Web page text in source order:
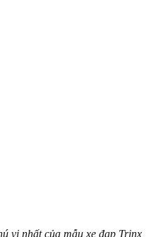
vị nhất của mẫu xe đạp Trinx